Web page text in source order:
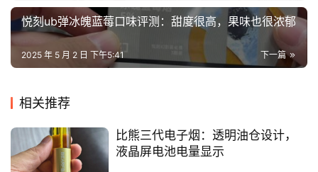
悦刻ub弹冰魄蓝莓口味评测：甜度很高，果味也很浓郁
下一篇
2025 年 5 月 2 日 下午5:41
相关推荐
比熊三代电子烟：透明油仓设计，
液晶屏电池电量显示